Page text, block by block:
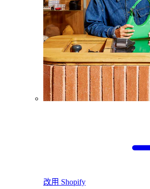
改用 Shopify